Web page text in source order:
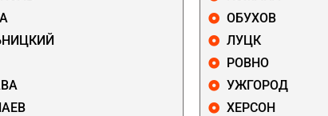
ОБУХОВ
ЛУЦК
РОВНО
УЖГОРОД
ХЕРСОН